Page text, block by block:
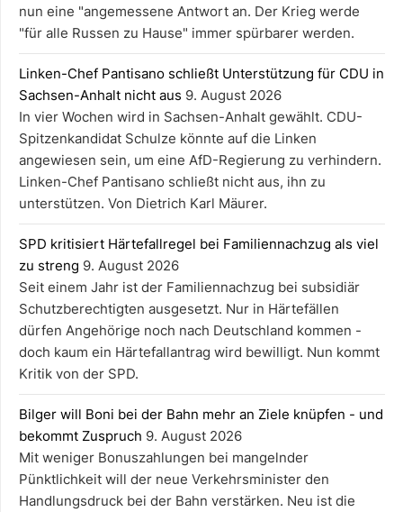
nun eine "angemessene Antwort an. Der Krieg werde
"für alle Russen zu Hause" immer spürbarer werden.
Linken-Chef Pantisano schließt Unterstützung für CDU in
Sachsen-Anhalt nicht aus 9. August 2026
In vier Wochen wird in Sachsen-Anhalt gewählt. CDU-
Spitzenkandidat Schulze könnte auf die Linken
angewiesen sein, um eine AfD-Regierung zu verhindern.
Linken-Chef Pantisano schließt nicht aus, ihn zu
unterstützen. Von Dietrich Karl Mäurer.
SPD kritisiert Härtefallregel bei Familiennachzug als viel
zu streng 9. August 2026
Seit einem Jahr ist der Familiennachzug bei subsidiär
Schutzberechtigten ausgesetzt. Nur in Härtefällen
dürfen Angehörige noch nach Deutschland kommen -
doch kaum ein Härtefallantrag wird bewilligt. Nun kommt
Kritik von der SPD.
Bilger will Boni bei der Bahn mehr an Ziele knüpfen - und
bekommt Zuspruch 9. August 2026
Mit weniger Bonuszahlungen bei mangelnder
Pünktlichkeit will der neue Verkehrsminister den
Handlungsdruck bei der Bahn verstärken. Neu ist die